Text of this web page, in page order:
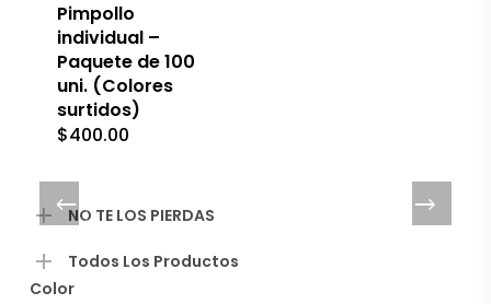
Pimpollo
individual –
Paquete de 100
uni. (Colores
surtidos)
$400.00
NO TE LOS PIERDAS
Todos Los Productos
Color